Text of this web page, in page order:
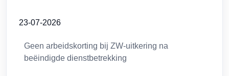
23-07-2026
Geen arbeidskorting bij ZW-uitkering na
beëindigde dienstbetrekking